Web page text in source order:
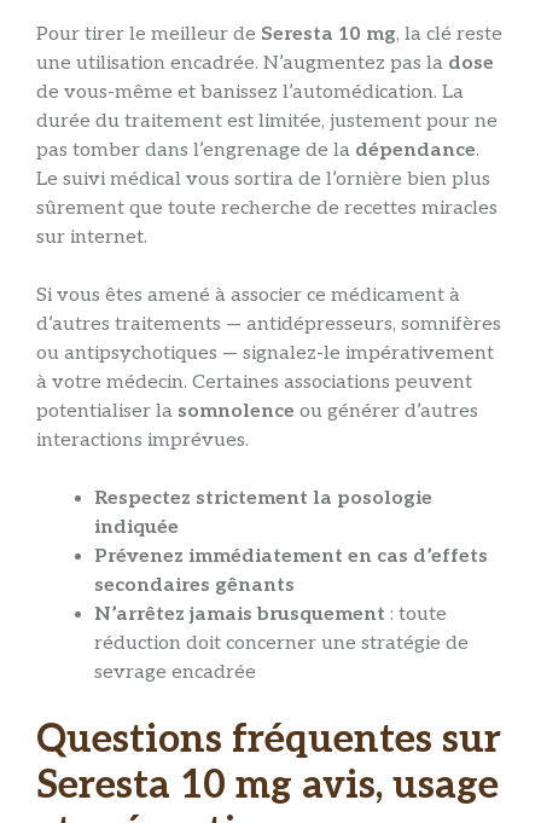
Pour tirer le meilleur de Seresta 10 mg, la clé reste
une utilisation encadrée. N’augmentez pas la dose
de vous-même et banissez l’automédication. La
durée du traitement est limitée, justement pour ne
pas tomber dans l’engrenage de la dépendance.
Le suivi médical vous sortira de l’ornière bien plus
sûrement que toute recherche de recettes miracles
sur internet.
Si vous êtes amené à associer ce médicament à
d’autres traitements — antidépresseurs, somnifères
ou antipsychotiques — signalez-le impérativement
à votre médecin. Certaines associations peuvent
potentialiser la somnolence ou générer d’autres
interactions imprévues.
Respectez strictement la posologie
indiquée
Prévenez immédiatement en cas d’effets
secondaires gênants
N’arrêtez jamais brusquement : toute
réduction doit concerner une stratégie de
sevrage encadrée
Questions fréquentes sur
Seresta 10 mg avis, usage